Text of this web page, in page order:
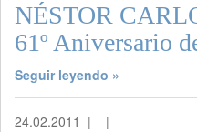
NÉSTOR
61º Aniversario
Seguir leyendo »
24.02.2011 | |